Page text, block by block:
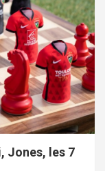
Jones, les 7